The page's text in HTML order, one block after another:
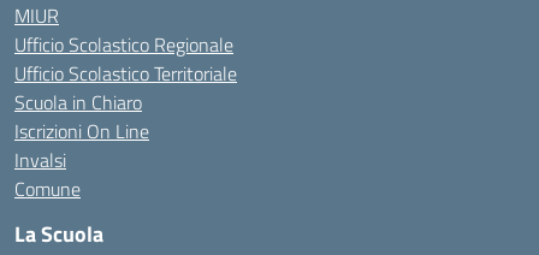
MIUR
Ufficio Scolastico Regionale
Ufficio Scolastico Territoriale
Scuola in Chiaro
Iscrizioni On Line
Invalsi
Comune
La Scuola